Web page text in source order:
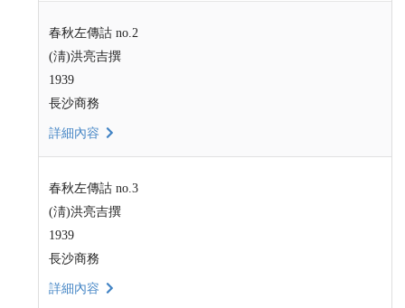
春秋左傳詁 no.2
(淸)洪亮吉撰
1939
長沙商務
詳細內容
春秋左傳詁 no.3
(淸)洪亮吉撰
1939
長沙商務
詳細內容